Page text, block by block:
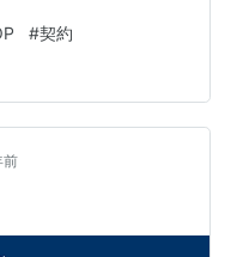
もらえます。グレー
グレードが高いほど
※（ 日本リーグ ）実業
これは何年か前に、
ベスト４に入った時
#契約
前